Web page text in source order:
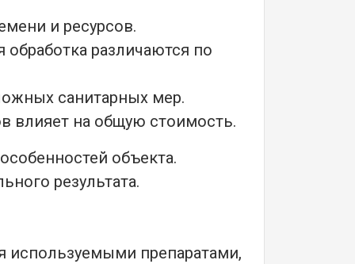
и ресурсов.
различаются по
санитарных мер.
влияет на общую стоимость.
объекта.
результата.
используемыми препаратами,